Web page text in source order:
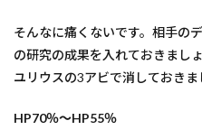
そんなに痛くないです。相手の
の研究の成果を入れておきまし
ユリウスの3アビで消しておきま
HP70％～HP55％